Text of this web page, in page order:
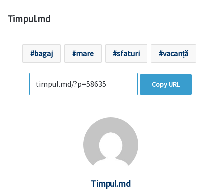
Timpul.md
bagaj mare sfaturi vacanță
Copy URL
Timpul.md